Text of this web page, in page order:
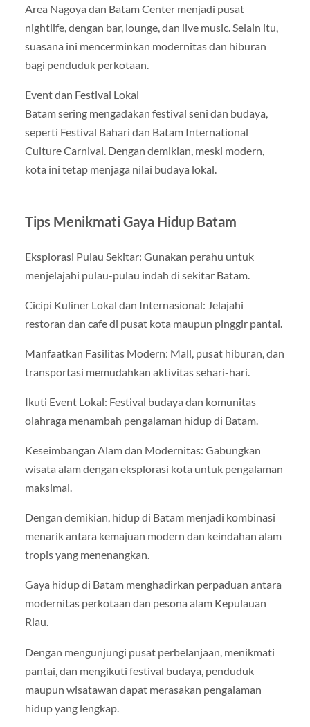
Area Nagoya dan Batam Center menjadi pusat
nightlife, dengan bar, lounge, dan live music. Selain itu,
suasana ini mencerminkan modernitas dan hiburan
bagi penduduk perkotaan.
Event dan Festival Lokal
Batam sering mengadakan festival seni dan budaya,
seperti Festival Bahari dan Batam International
Culture Carnival. Dengan demikian, meski modern,
kota ini tetap menjaga nilai budaya lokal.
Tips Menikmati Gaya Hidup Batam
Eksplorasi Pulau Sekitar: Gunakan perahu untuk
menjelajahi pulau-pulau indah di sekitar Batam.
Cicipi Kuliner Lokal dan Internasional: Jelajahi
restoran dan cafe di pusat kota maupun pinggir pantai.
Manfaatkan Fasilitas Modern: Mall, pusat hiburan, dan
transportasi memudahkan aktivitas sehari-hari.
Ikuti Event Lokal: Festival budaya dan komunitas
olahraga menambah pengalaman hidup di Batam.
Keseimbangan Alam dan Modernitas: Gabungkan
wisata alam dengan eksplorasi kota untuk pengalaman
maksimal.
Dengan demikian, hidup di Batam menjadi kombinasi
menarik antara kemajuan modern dan keindahan alam
tropis yang menenangkan.
Gaya hidup di Batam menghadirkan perpaduan antara
modernitas perkotaan dan pesona alam Kepulauan
Riau.
Dengan mengunjungi pusat perbelanjaan, menikmati
pantai, dan mengikuti festival budaya, penduduk
maupun wisatawan dapat merasakan pengalaman
hidup yang lengkap.